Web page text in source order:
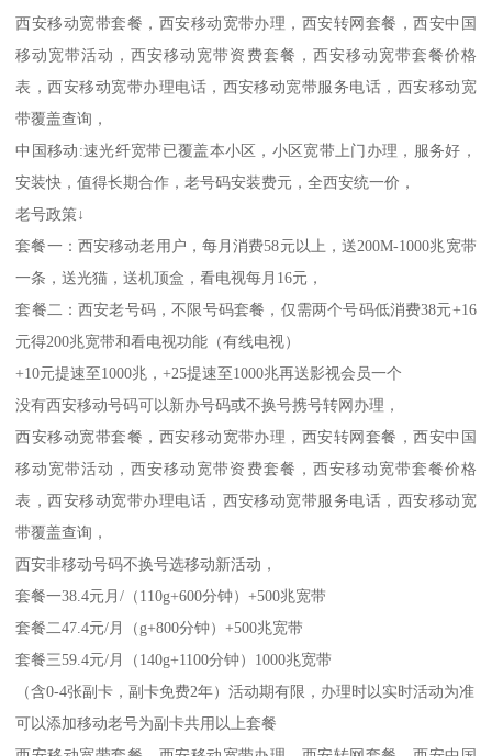
西安移动宽带套餐，西安移动宽带办理，西安转网套餐，西安中国
移动宽带活动，西安移动宽带资费套餐，西安移动宽带套餐价格
表，西安移动宽带办理电话，西安移动宽带服务电话，西安移动宽
带覆盖查询，
中国移动:速光纤宽带已覆盖本小区，小区宽带上门办理，服务好，
安装快，值得长期合作，老号码安装费元，全西安统一价，
老号政策↓
套餐一：西安移动老用户，每月消费58元以上，送200M-1000兆宽带
一条，送光猫，送机顶盒，看电视每月16元，
套餐二：西安老号码，不限号码套餐，仅需两个号码低消费38元+16
元得200兆宽带和看电视功能（有线电视）
+10元提速至1000兆，+25提速至1000兆再送影视会员一个
没有西安移动号码可以新办号码或不换号携号转网办理，
西安移动宽带套餐，西安移动宽带办理，西安转网套餐，西安中国
移动宽带活动，西安移动宽带资费套餐，西安移动宽带套餐价格
表，西安移动宽带办理电话，西安移动宽带服务电话，西安移动宽
带覆盖查询，
西安非移动号码不换号选移动新活动，
套餐一38.4元月/（110g+600分钟）+500兆宽带
套餐二47.4元/月（g+800分钟）+500兆宽带
套餐三59.4元/月（140g+1100分钟）1000兆宽带
（含0-4张副卡，副卡免费2年）活动期有限，办理时以实时活动为准
可以添加移动老号为副卡共用以上套餐